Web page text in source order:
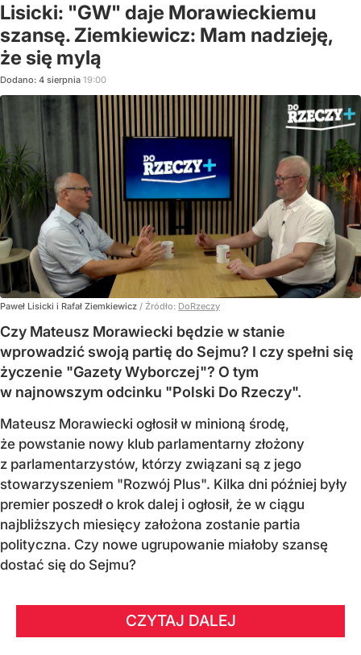
Lisicki: "GW" daje Morawieckiemu
szansę. Ziemkiewicz: Mam nadzieję,
że się mylą
Dodano: 4 sierpnia 19:00
Paweł Lisicki i Rafał Ziemkiewicz / Źródło: DoRzeczy
Czy Mateusz Morawiecki będzie w stanie
wprowadzić swoją partię do Sejmu? I czy spełni się
życzenie "Gazety Wyborczej"? O tym
w najnowszym odcinku "Polski Do Rzeczy".
Mateusz Morawiecki ogłosił w minioną środę,
że powstanie nowy klub parlamentarny złożony
z parlamentarzystów, którzy związani są z jego
stowarzyszeniem "Rozwój Plus". Kilka dni później były
premier poszedł o krok dalej i ogłosił, że w ciągu
najbliższych miesięcy założona zostanie partia
polityczna. Czy nowe ugrupowanie miałoby szansę
dostać się do Sejmu?
CZYTAJ DALEJ